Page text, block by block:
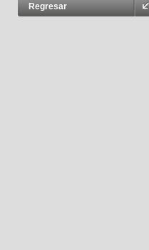
Regresar